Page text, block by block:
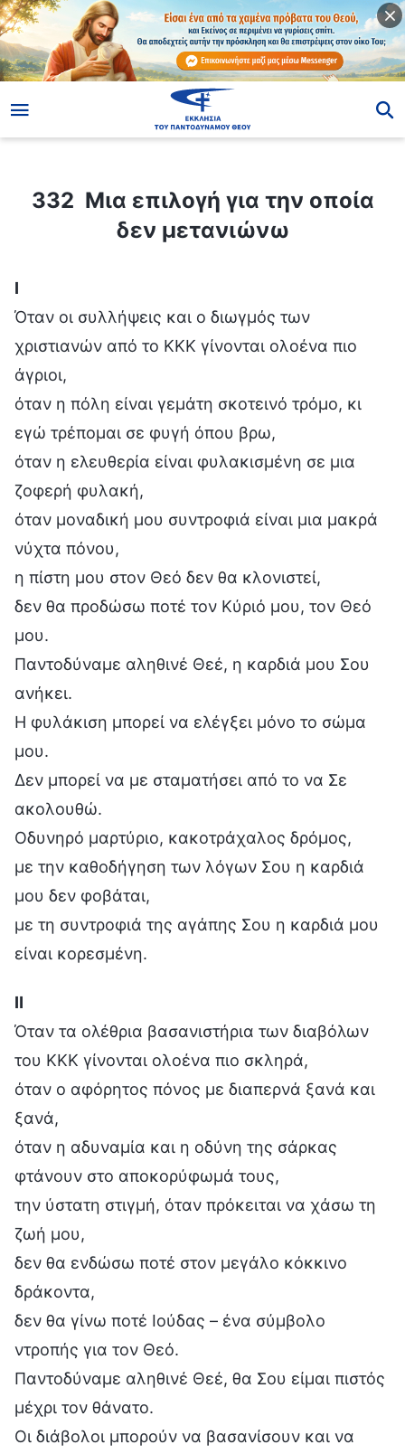
332 Μια επιλογή για την οποία δεν μετανιώνω
332 Μια επιλογή για την οποία
δεν μετανιώνω
Ⅰ
Όταν οι συλλήψεις και ο διωγμός των
χριστιανών από το ΚΚΚ γίνονται ολοένα πιο
άγριοι,
όταν η πόλη είναι γεμάτη σκοτεινό τρόμο, κι
εγώ τρέπομαι σε φυγή όπου βρω,
όταν η ελευθερία είναι φυλακισμένη σε μια
ζοφερή φυλακή,
όταν μοναδική μου συντροφιά είναι μια μακρά
νύχτα πόνου,
η πίστη μου στον Θεό δεν θα κλονιστεί,
δεν θα προδώσω ποτέ τον Κύριό μου, τον Θεό
μου.
Παντοδύναμε αληθινέ Θεέ, η καρδιά μου Σου
ανήκει.
Η φυλάκιση μπορεί να ελέγξει μόνο το σώμα
μου.
Δεν μπορεί να με σταματήσει από το να Σε
ακολουθώ.
Οδυνηρό μαρτύριο, κακοτράχαλος δρόμος,
με την καθοδήγηση των λόγων Σου η καρδιά
μου δεν φοβάται,
με τη συντροφιά της αγάπης Σου η καρδιά μου
είναι κορεσμένη.
Ⅱ
Όταν τα ολέθρια βασανιστήρια των διαβόλων
του ΚΚΚ γίνονται ολοένα πιο σκληρά,
όταν ο αφόρητος πόνος με διαπερνά ξανά και
ξανά,
όταν η αδυναμία και η οδύνη της σάρκας
φτάνουν στο αποκορύφωμά τους,
την ύστατη στιγμή, όταν πρόκειται να χάσω τη
ζωή μου,
δεν θα ενδώσω ποτέ στον μεγάλο κόκκινο
δράκοντα,
δεν θα γίνω ποτέ Ιούδας – ένα σύμβολο
ντροπής για τον Θεό.
Παντοδύναμε αληθινέ Θεέ, θα Σου είμαι πιστός
μέχρι τον θάνατο.
Οι διάβολοι μπορούν να βασανίσουν και να